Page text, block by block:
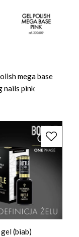
mega base
nails pink
(biab)